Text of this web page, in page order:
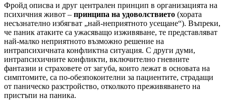
Фройд описва и друг централен принцип в организацията на
психичния живот – принципа на удоволствието (хората
несъзнателно избягват „най-неприятното усещане“). Въпреки,
че паник атаките са ужасяващо изживяване, те представляват
най-малко неприятното възможно решение на
интрапсихичната конфликтна ситуация. С други думи,
интрапсихичните конфликти, включително гневните
фантазии и страховете от загуба, които лежат в основата на
симптомите, са по-обезпокоителни за пациентите, страдащи
от паническо разстройство, отколкото преживяването на
пристъпи на паника.